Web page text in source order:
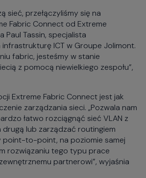
sieć, przełączyliśmy się na
Fabric Connect od Extreme
Paul Tassin, specjalista
ICT w Groupe Jolimont.
fabric, jesteśmy w stanie
z pomocą niewielkiego zespołu”,
Extreme Fabric Connect jest jak
zarządzania sieci. „Pozwala nam
łatwo rozciągnąć sieć VLAN z
drugą lub zarządzać routingiem
point-to-point, na poziomie samej
rozwiązaniu tego typu prace
partnerowi”, wyjaśnia